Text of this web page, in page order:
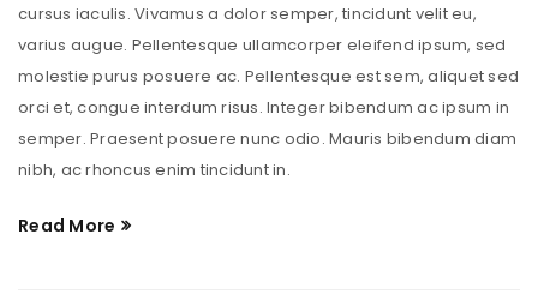
cursus iaculis. Vivamus a dolor semper, tincidunt velit eu,
varius augue. Pellentesque ullamcorper eleifend ipsum, sed
molestie purus posuere ac. Pellentesque est sem, aliquet sed
orci et, congue interdum risus. Integer bibendum ac ipsum in
semper. Praesent posuere nunc odio. Mauris bibendum diam
nibh, ac rhoncus enim tincidunt in.
Read More